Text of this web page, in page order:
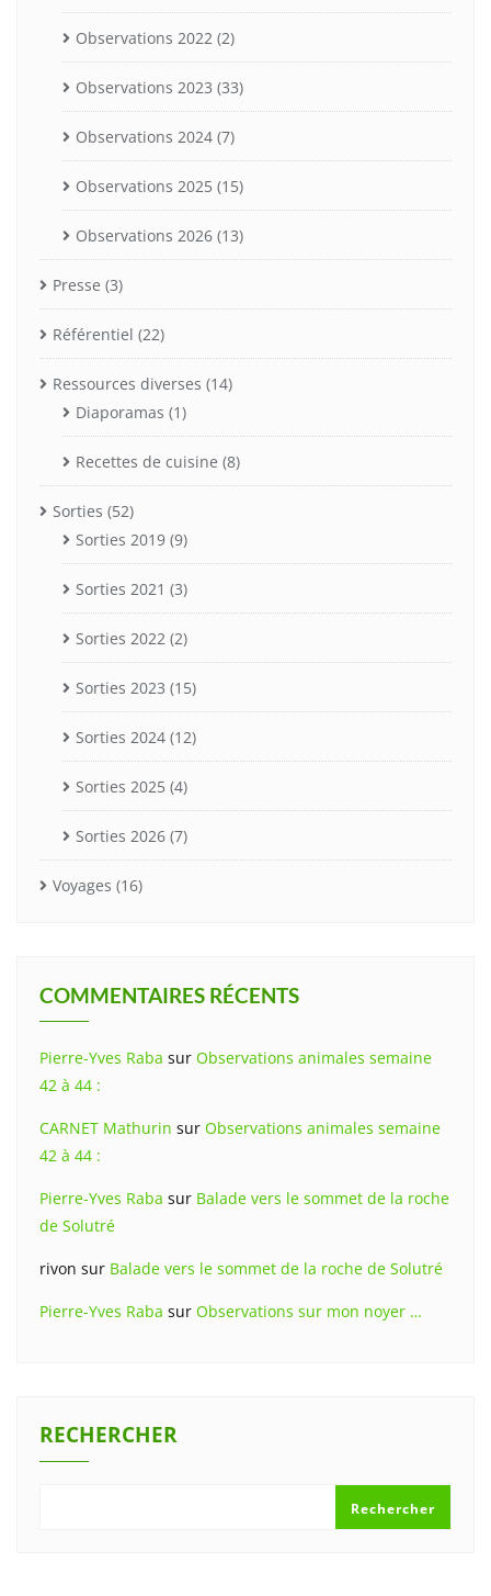
Observations 2022 (2)
Observations 2023 (33)
Observations 2024 (7)
Observations 2025 (15)
Observations 2026 (13)
Presse (3)
Référentiel (22)
Ressources diverses (14)
Diaporamas (1)
Recettes de cuisine (8)
Sorties (52)
Sorties 2019 (9)
Sorties 2021 (3)
Sorties 2022 (2)
Sorties 2023 (15)
Sorties 2024 (12)
Sorties 2025 (4)
Sorties 2026 (7)
Voyages (16)
COMMENTAIRES RÉCENTS
Pierre-Yves Raba sur Observations animales semaine
42 à 44 :
CARNET Mathurin sur Observations animales semaine
42 à 44 :
Pierre-Yves Raba sur Balade vers le sommet de la roche
de Solutré
rivon sur Balade vers le sommet de la roche de Solutré
Pierre-Yves Raba sur Observations sur mon noyer …
RECHERCHER
Rechercher